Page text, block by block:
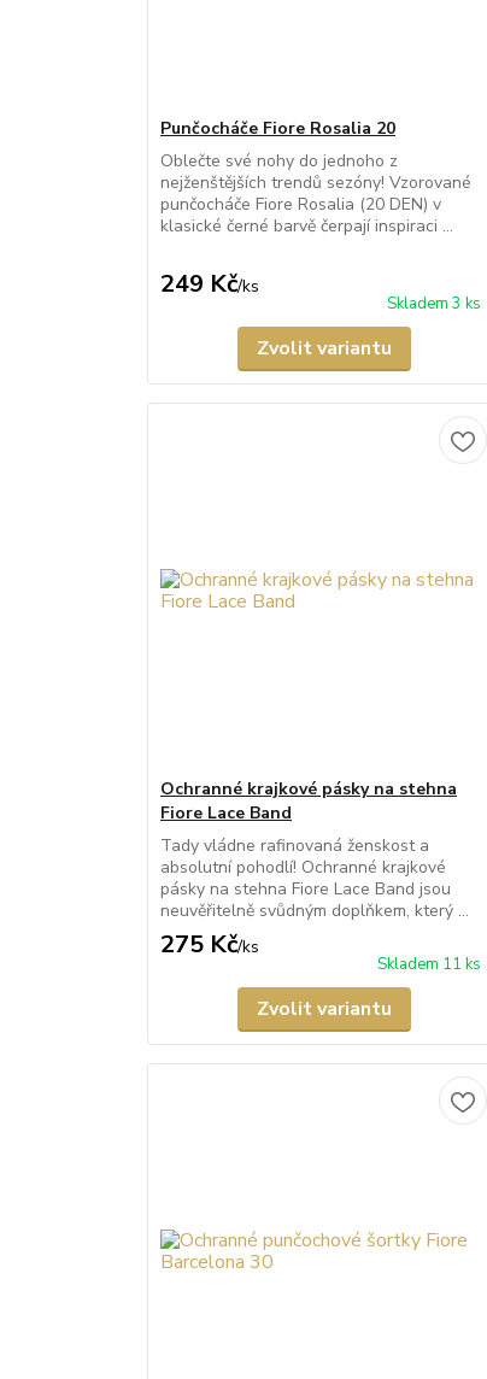
Punčocháče Fiore Rosalia 20
Oblečte své nohy do jednoho z
nejženštějších trendů sezóny! Vzorované
punčocháče Fiore Rosalia (20 DEN) v
klasické černé barvě čerpají inspiraci ...
249 Kč/ks
Skladem 3 ks
Zvolit variantu
Ochranné krajkové pásky na stehna
Fiore Lace Band
Tady vládne rafinovaná ženskost a
absolutní pohodlí! Ochranné krajkové
pásky na stehna Fiore Lace Band jsou
neuvěřitelně svůdným doplňkem, který ...
275 Kč/ks
Skladem 11 ks
Zvolit variantu